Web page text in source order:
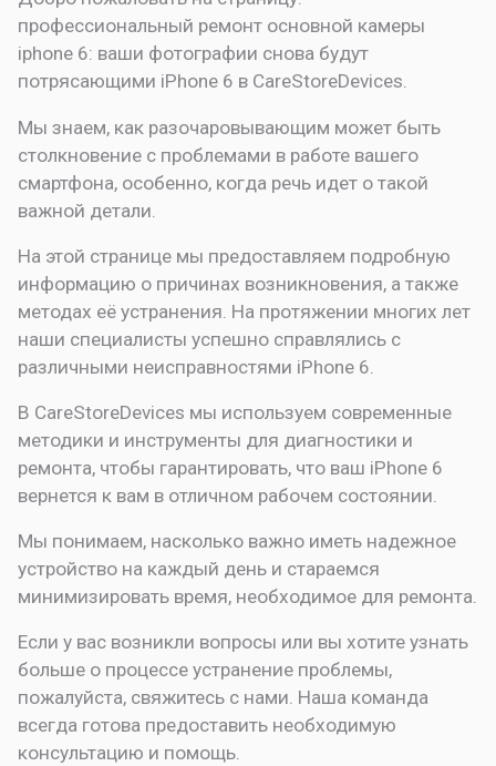
профессиональный ремонт основной камеры
iphone 6: ваши фотографии снова будут
потрясающими iPhone 6 в CareStoreDevices.
Мы знаем, как разочаровывающим может быть
столкновение с проблемами в работе вашего
смартфона, особенно, когда речь идет о такой
важной детали.
На этой странице мы предоставляем подробную
информацию о причинах возникновения, а также
методах её устранения. На протяжении многих лет
наши специалисты успешно справлялись с
различными неисправностями iPhone 6.
В CareStoreDevices мы используем современные
методики и инструменты для диагностики и
ремонта, чтобы гарантировать, что ваш iPhone 6
вернется к вам в отличном рабочем состоянии.
Мы понимаем, насколько важно иметь надежное
устройство на каждый день и стараемся
минимизировать время, необходимое для ремонта.
Если у вас возникли вопросы или вы хотите узнать
больше о процессе устранение проблемы,
пожалуйста, свяжитесь с нами. Наша команда
всегда готова предоставить необходимую
консультацию и помощь.